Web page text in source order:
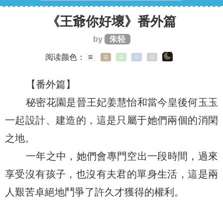
《王爺你好壞》番外篇
by 朱轻
阅读颜色： ≡ ≡ ≡ ≡ ≡
【番外篇】
秘密花園是晉王妃姜慧怡和當今皇後何玉玉
一起設計、建造的，這是只屬于她們兩個的消閑
之地。
一年之中，她們會專門空出一段時間，過來
享受沒有孩子，也沒有夫君的單身生活，這是兩
人艱苦卓絕地鬥爭了許久才獲得的權利。